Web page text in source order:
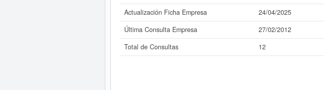
Actualización Ficha Empresa
24/04/2025
Última Consulta Empresa
27/02/2012
Total de Consultas
12